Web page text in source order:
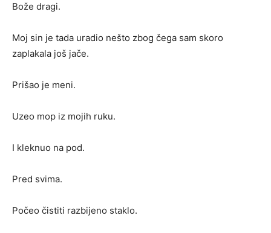
Bože dragi.
Moj sin je tada uradio nešto zbog čega sam skoro
zaplakala još jače.
Prišao je meni.
Uzeo mop iz mojih ruku.
I kleknuo na pod.
Pred svima.
Počeo čistiti razbijeno staklo.